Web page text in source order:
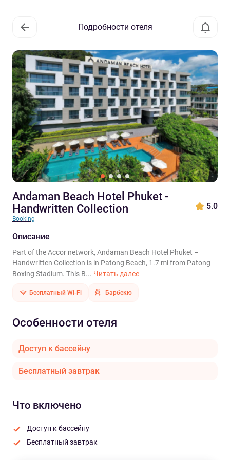
Подробности отеля
Andaman Beach Hotel Phuket -
Handwritten Collection
Booking
5.0
Описание
Part of the Accor network, Andaman Beach Hotel Phuket –
Handwritten Collection is in Patong Beach, 1.7 mi from Patong
Boxing Stadium. This B... Читать далее
Бесплатный Wi-Fi Барбекю
Особенности отеля
Доступ к бассейну
Бесплатный завтрак
Что включено
Доступ к бассейну
Бесплатный завтрак